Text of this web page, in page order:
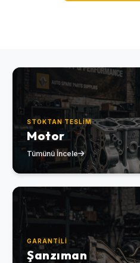
STOKTAN TESLIM
Motor
Tümünü İncele
GARANTILI
Şanzıman